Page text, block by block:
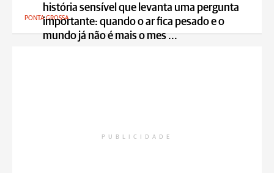
história sensível que levanta uma pergunta
importante: quando o ar fica pesado e o
mundo já não é mais o mes ...
PONTA GROSSA
PUBLICIDADE